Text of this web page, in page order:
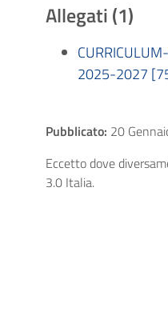
Allegati (1)
2025-2027
Pubblicato: 20
Eccetto dove
3.0 Italia.